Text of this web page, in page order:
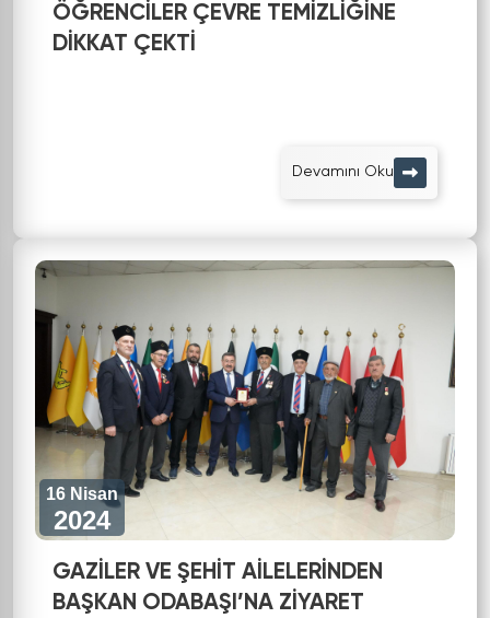
ÖĞRENCİLER ÇEVRE TEMİZLİĞİNE
DİKKAT ÇEKTİ
Devamını Oku
16 Nisan
2024
GAZİLER VE ŞEHİT AİLELERİNDEN
BAŞKAN ODABAŞI’NA ZİYARET